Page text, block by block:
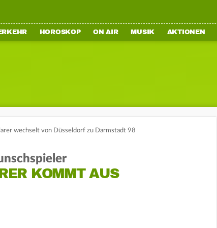
HOROSKOP ON AIR MUSIK AKTIONEN
wechselt von Düsseldorf zu Darmstadt 98
KOMMT AUS